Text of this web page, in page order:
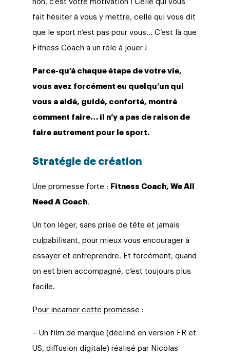
non, c’est votre motivation ! Celle qui vous
fait hésiter à vous y mettre, celle qui vous dit
que le sport n’est pas pour vous… C’est là que
Fitness Coach a un rôle à jouer !
Parce-qu’à chaque étape de votre vie,
vous avez forcément eu quelqu’un qui
vous a aidé, guidé, conforté, montré
comment faire… il n’y a pas de raison de
faire autrement pour le sport.
Stratégie de création
Une promesse forte : Fitness Coach, We All
Need A Coach.
Un ton léger, sans prise de tête et jamais
culpabilisant, pour mieux vous encourager à
essayer et entreprendre. Et forcément, quand
on est bien accompagné, c’est toujours plus
facile.
Pour incarner cette promesse :
– Un film de marque (décliné en version FR et
US, diffusion digitale) réalisé par Nicolas